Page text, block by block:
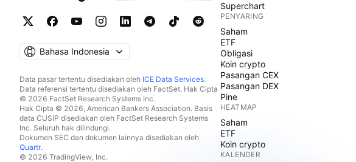
Bahasa Indonesia
Data pasar tertentu disediakan oleh ICE Data Services.
Data referensi tertentu disediakan oleh FactSet. Hak Cipta
© 2026 FactSet Research Systems Inc.
Hak Cipta © 2026, American Bankers Association. Basis
data CUSIP disediakan oleh FactSet Research Systems
Inc. Seluruh hak dilindungi.
Dokumen SEC dan dokumen lainnya disediakan oleh
Quartr.
© 2026 TradingView, Inc.
Superchart
PENYARING
Saham
ETF
Obligasi
Koin crypto
Pasangan CEX
Pasangan DEX
Pine
HEATMAP
Saham
ETF
Koin crypto
KALENDER